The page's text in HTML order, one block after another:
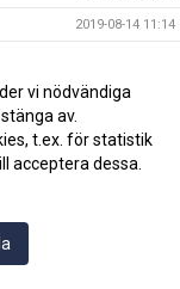
2019-08-14 11:14
2019-08-14 10:18
2019-08-11 11:42
2019-08-10 09:14
vi nödvändiga
av.
t.ex. för statistik
acceptera dessa.